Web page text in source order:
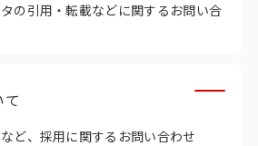
課題
題
ローに関する課題
の引用・転載などに関するお問い合
ど、採用に関するお問い合わせ